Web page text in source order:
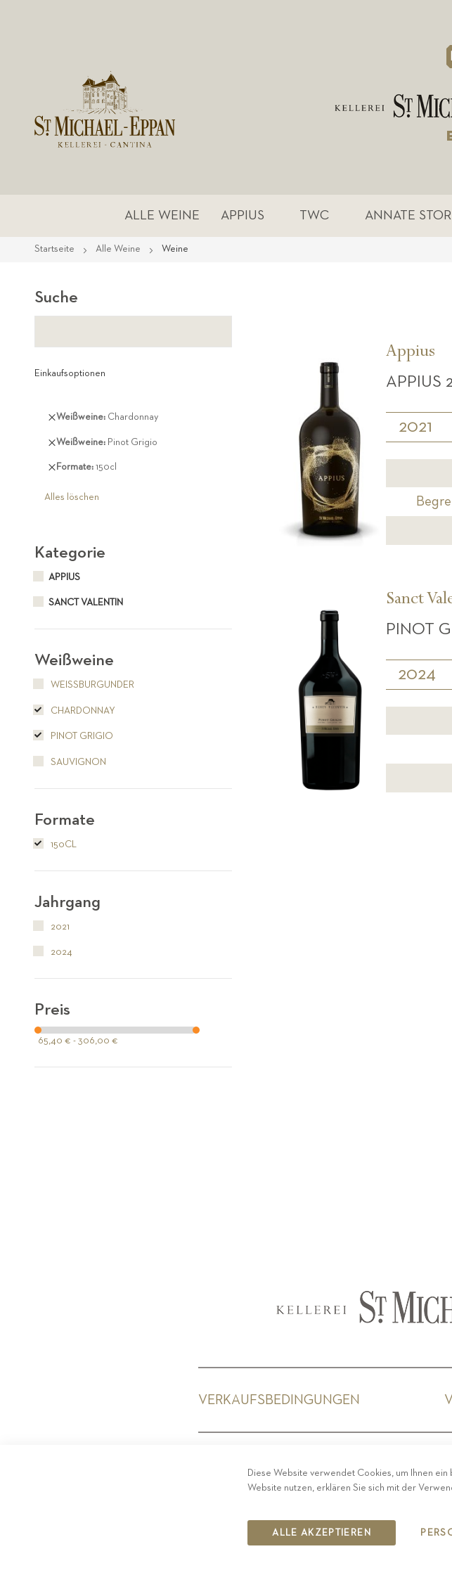
ALLE WEINE APPIUS TWC ANNATE
Startseite Alle Weine Weine
Appius
APPIUS
2021
Sanct
PINOT
2024
Suche
Einkaufsoptionen
Weißweine Chardonnay
Diesen
entfernen
Weißweine Pinot Grigio
Diesen
entfernen
Formate 150cl
Diesen
entfernen
Alles löschen
Kategorie
APPIUS
SANCT VALENTIN
Weißweine
WEISSBURGUNDER
CHARDONNAY
PINOT GRIGIO
SAUVIGNON
Formate
150CL
Jahrgang
2021
2024
Preis
65,40 € - 306,00 €
VERKAUFSBEDINGUNGEN
COPYRIGHT
Diese Website verwendet Cookies, um Ihnen
Website nutzen, erklären Sie sich mit der
ALLE AKZEPTIEREN